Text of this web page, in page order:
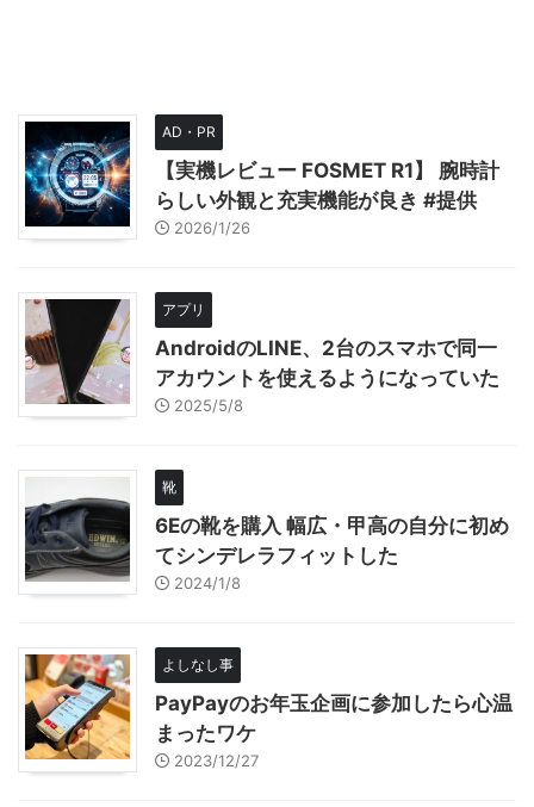
AD・PR
【実機レビュー FOSMET R1】 腕時計
らしい外観と充実機能が良き #提供
2026/1/26
アプリ
AndroidのLINE、2台のスマホで同一
アカウントを使えるようになっていた
2025/5/8
靴
6Eの靴を購入 幅広・甲高の自分に初め
てシンデレラフィットした
2024/1/8
よしなし事
PayPayのお年玉企画に参加したら心温
まったワケ
2023/12/27